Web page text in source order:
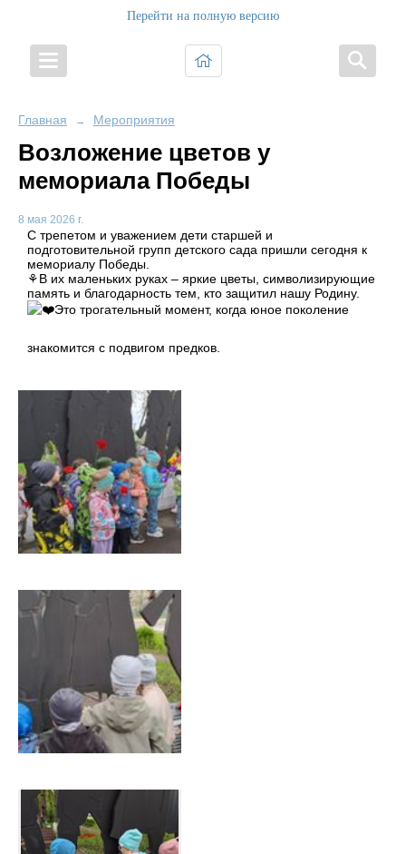
Перейти на полную версию
Главная → Мероприятия
Возложение цветов у
мемориала Победы
8 мая 2026 г.
С трепетом и уважением дети старшей и
подготовительной групп детского сада пришли сегодня к
мемориалу Победы.
⚘️В их маленьких руках – яркие цветы, символизирующие
память и благодарность тем, кто защитил нашу Родину.
Это трогательный момент, когда юное поколение
знакомится с подвигом предков.